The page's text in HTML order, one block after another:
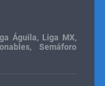
Águila, Liga MX,
,Semáforo